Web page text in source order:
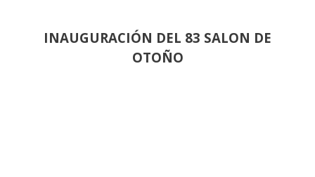
INAUGURACIÓN DEL 83 SALON DE
OTOÑO